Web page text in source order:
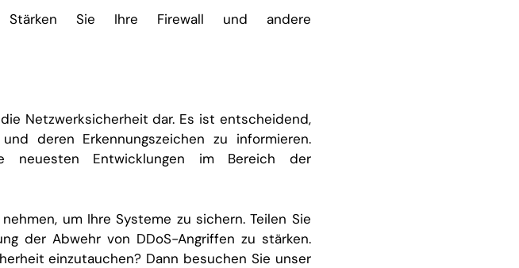
Sie Ihre Firewall und andere
Netzwerksicherheit dar. Es ist entscheidend,
deren Erkennungszeichen zu informieren.
Entwicklungen im Bereich der
um Ihre Systeme zu sichern. Teilen Sie
der Abwehr von DDoS-Angriffen zu stärken.
einzutauchen? Dann besuchen Sie unser